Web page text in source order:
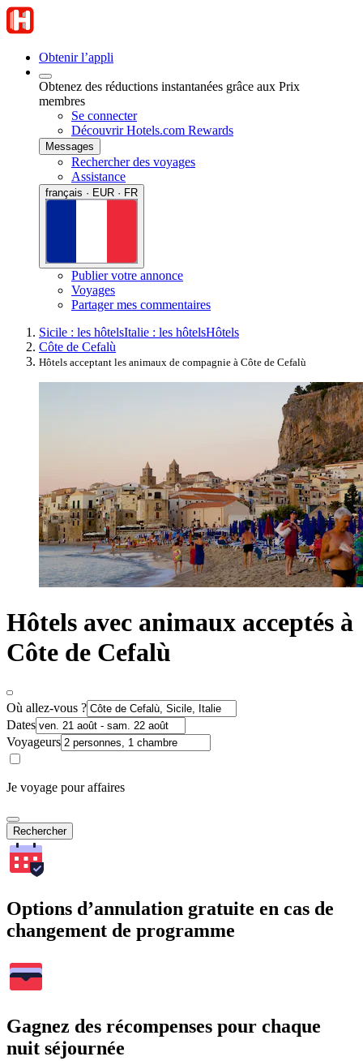
Obtenir l’appli
Obtenez des réductions instantanées grâce aux Prix
membres
Se connecter
Découvrir Hotels.com Rewards
Messages
Rechercher des voyages
Assistance
français · EUR · FR
Publier votre annonce
Voyages
Partager mes commentaires
Sicile : les hôtelsItalie : les hôtelsHôtels
Côte de Cefalù
Hôtels acceptant les animaux de compagnie à Côte de Cefalù
Hôtels avec animaux acceptés à
Côte de Cefalù
Où allez-vous ?
Dates
Voyageurs
Je voyage pour affaires
Rechercher
Options d’annulation gratuite en cas de
changement de programme
Gagnez des récompenses pour chaque
nuit séjournée